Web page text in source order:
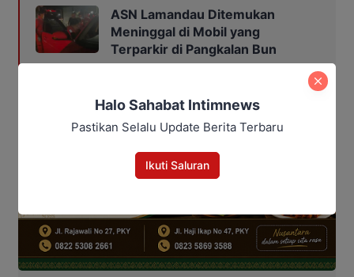
ASN Lamandau Ditemukan
Meninggal di Mobil yang
Terparkir di Pangkalan Bun
Halo Sahabat Intimnews
Pastikan Selalu Update Berita Terbaru
Ikuti Saluran